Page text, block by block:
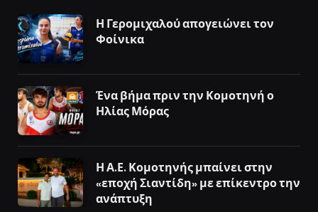
Η Γερομιχαλού απογειώνει τον
Φοίνικα
Ένα βήμα πριν την Κομοτηνή ο
Ηλίας Μόρας
Η Α.Ε. Κομοτηνής μπαίνει στην
«εποχή Σιαντίδη» με επίκεντρο την
ανάπτυξη